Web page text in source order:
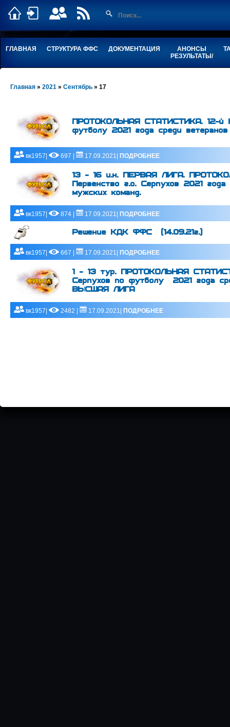
ГЛАВНАЯ СТРУКТУРА ФФС ДОКУМЕНТАЦИЯ
АНОНСЫ
РЕЗУЛЬТАТЫ/
Главная » 2021 » Сентябрь » 17
ПРОТОКОЛЬНАЯ СТАТИСТИКА. 12-й
футболу 2021 года среди
вк1957| 697 | 17.09.2021| ПОДРОБНЕЕ
13 - 16 и.н. ПЕРВАЯ ЛИГА.
Первенство г.о. Серпухов 2021
мужских команд.
вк1957| 874 | 17.09.2021| ПОДРОБНЕЕ
Решение КДК ФФС (14.09.21г.)
вк1957| 667 | 17.09.2021| ПОДРОБНЕЕ
1 - 13 тур. ПРОТОКОЛЬНАЯ
Серпухов по футболу 2021 года
ВЫСШАЯ ЛИГА
вк1957| 2482 | 17.09.2021| ПОДРОБНЕЕ